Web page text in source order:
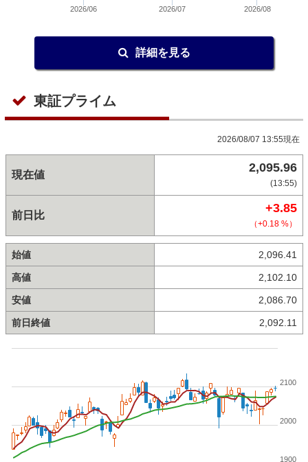
2026/06 2026/07 2026/08
詳細を見る
東証プライム
2026/08/07 13:55現在
現在値
2,095.96
(13:55)
前日比
+3.85
（+0.18 %）
始値 2,096.41
高値 2,102.10
安値 2,086.70
前日終値 2,092.11
1900
2000
2100